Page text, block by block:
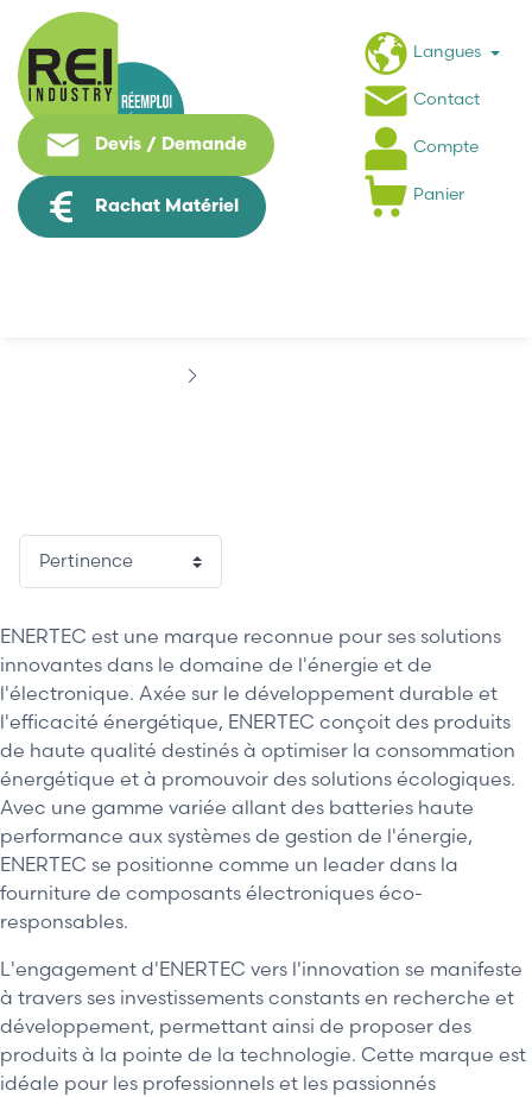
Devis / Demande
Rachat Matériel
Langues
Contact
Compte
Panier
ENERTEC est une marque reconnue pour ses solutions
innovantes dans le domaine de l'énergie et de
l'électronique. Axée sur le développement durable et
l'efficacité énergétique, ENERTEC conçoit des produits
de haute qualité destinés à optimiser la consommation
énergétique et à promouvoir des solutions écologiques.
Avec une gamme variée allant des batteries haute
performance aux systèmes de gestion de l'énergie,
ENERTEC se positionne comme un leader dans la
fourniture de composants électroniques éco-
responsables.
L'engagement d'ENERTEC vers l'innovation se manifeste
à travers ses investissements constants en recherche et
développement, permettant ainsi de proposer des
produits à la pointe de la technologie. Cette marque est
idéale pour les professionnels et les passionnés